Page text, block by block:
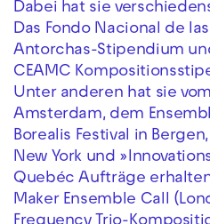
Dabei hat sie
Das Fondo Nacional de
Antorchas-Stipendium
CEAMC
Unter anderen hat sie
Amsterdam, dem
Borealis Festival in
New York und
Quebéc Aufträge
Maker Ensemble Call